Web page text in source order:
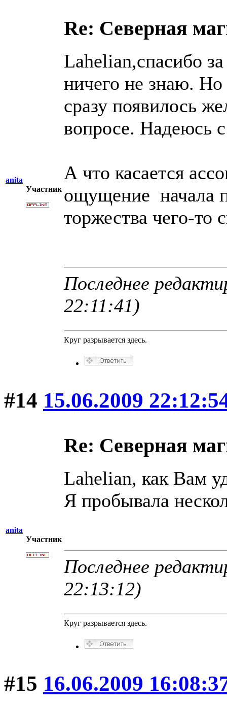
anita
Участник
Re: Северная
Lahelian,спасибо
ничего не знаю. Но
сразу появилось
вопросе. Надеюсь
А что касается
ощущение начала
торжества чего-то
Последнее
22:11:41)
Круг разрывается здесь.
#14 15.06.2009
anita
Участник
Re: Северная
Lahelian, как Вам
Я пробывала
Последнее
22:13:12)
Круг разрывается здесь.
#15 16.06.2009